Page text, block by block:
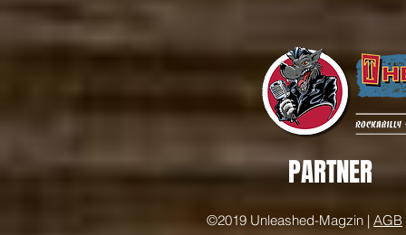
PARTNER
©2019 Unleashed-Magzin | AGB